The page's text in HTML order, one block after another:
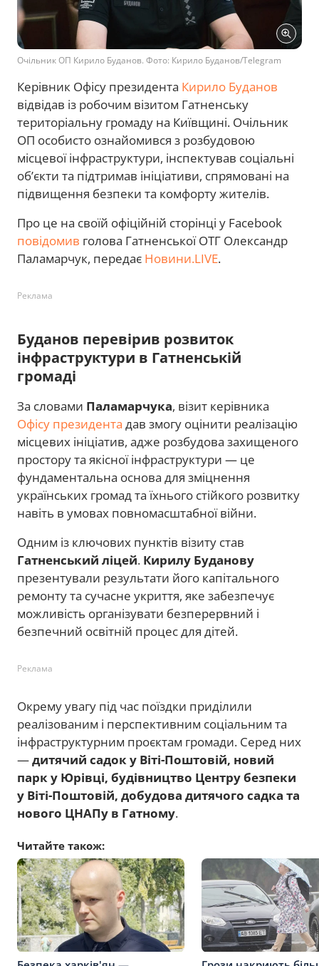
Очільник ОП Кирило Буданов. Фото: Кирило Буданов/Telegram
Керівник Офісу президента Кирило Буданов
відвідав із робочим візитом Гатненську
територіальну громаду на Київщині. Очільник
ОП особисто ознайомився з розбудовою
місцевої інфраструктури, інспектував соціальні
об’єкти та підтримав ініціативи, спрямовані на
підвищення безпеки та комфорту жителів.
Про це на своїй офіційній сторінці у Facebook
повідомив голова Гатненської ОТГ Олександр
Паламарчук, передає Новини.LIVE.
Реклама
Буданов перевірив розвиток
інфраструктури в Гатненській
громаді
За словами Паламарчука, візит керівника
Офісу президента дав змогу оцінити реалізацію
місцевих ініціатив, адже розбудова захищеного
простору та якісної інфраструктури — це
фундаментальна основа для зміцнення
українських громад та їхнього стійкого розвитку
навіть в умовах повномасштабної війни.
Одним із ключових пунктів візиту став
Гатненський ліцей. Кирилу Буданову
презентували результати його капітального
ремонту та сучасне укриття, яке забезпечує
можливість організувати безперервний і
безпечний освітній процес для дітей.
Реклама
Окрему увагу під час поїздки приділили
реалізованим і перспективним соціальним та
інфраструктурним проєктам громади. Серед них
—дитячий садок у Віті-Поштовій, новий
парк у Юрівці, будівництво Центру безпеки
у Віті-Поштовій, добудова дитячого садка та
нового ЦНАПу в Гатному.
Читайте також: